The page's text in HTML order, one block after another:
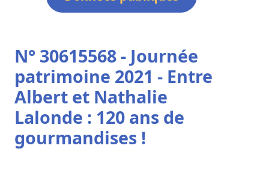
N° 30615568 - Journée
patrimoine 2021 - Entre
Albert et Nathalie
Lalonde : 120 ans de
gourmandises !